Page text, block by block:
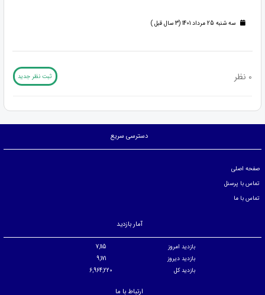
سه شنبه 25 مرداد 1401 (3 سال قبل )
0 نظر ثبت نظر جدید
دسترسی سریع
صفحه اصلی
تماس با پرسنل
تماس با ما
آمار بازدید
بازدید امروز
7,115
بازدید دیروز
9,171
بازدید کل
6,964,220
ارتباط با ما